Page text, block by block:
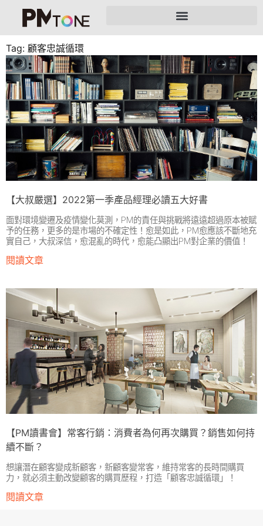
Tag: 顧客忠誠循環
【大叔嚴選】2022第一季產品經理必讀五大好書
面對環境變遷及疫情變化莫測，PM的責任與挑戰將遠遠超過原本被賦
予的任務，更多的是市場的不確定性！愈是如此，PM愈應該不斷地充
實自己，大叔深信，愈混亂的時代，愈能凸顯出PM對企業的價值！
閱讀文章
【PM讀書會】常客行銷：消費者為何再次購買？銷售如何持
續不斷？
想讓潛在顧客變成新顧客，新顧客變常客，維持常客的長時間購買
力，就必須主動改變顧客的購買歷程，打造「顧客忠誠循環」！
閱讀文章